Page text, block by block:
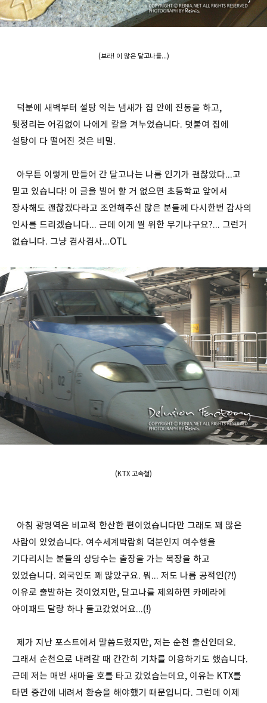
(보라! 이 많은 달고나를...)
덕분에 새벽부터 설탕 익는 냄새가 집 안에 진동을 하고,
뒷정리는 어김없이 나에게 칼을 겨누었습니다. 덧붙여 집에
설탕이 다 떨어진 것은 비밀.
아무튼 이렇게 만들어 간 달고나는 나름 인기가 괜찮았다...고
믿고 있습니다! 이 글을 빌어 할 거 없으면 초등학교 앞에서
장사해도 괜찮겠다라고 조언해주신 많은 분들께 다시한번 감사의
인사를 드리겠습니다... 근데 이게 뭘 위한 무기냐구요?... 그런거
없습니다. 그냥 겸사겸사...OTL
(KTX 고속철)
아침 광명역은 비교적 한산한 편이었습니다만 그래도 꽤 많은
사람이 있었습니다. 여수세계박람회 덕분인지 여수행을
기다리시는 분들의 상당수는 출장을 가는 복장을 하고
있었습니다. 외국인도 꽤 많았구요. 뭐... 저도 나름 공적인(?!)
이유로 출발하는 것이었지만, 달고나를 제외하면 카메라에
아이패드 달랑 하나 들고갔었어요...(!)
제가 지난 포스트에서 말씀드렸지만, 저는 순천 출신인데요.
그래서 순천으로 내려갈 때 간간히 기차를 이용하기도 했습니다.
근데 저는 매번 새마을 호를 타고 갔었습는데요, 이유는 KTX를
타면 중간에 내려서 환승을 해야했기 때문입니다. 그런데 이제